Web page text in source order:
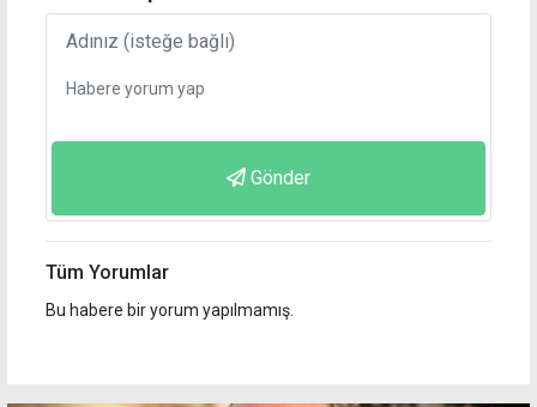
Gönder
Tüm Yorumlar
Bu habere bir yorum yapılmamış.